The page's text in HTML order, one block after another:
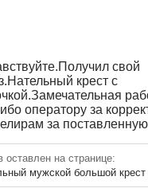
свой
крест с
оператору за
за
оставлен на странице:
мужской большой крест